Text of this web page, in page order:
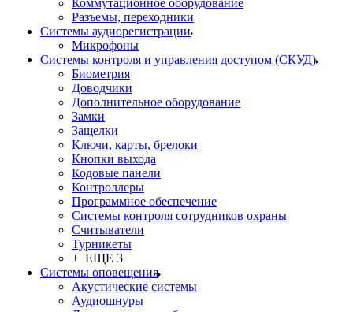
Коммутационное оборудование
Разъемы, переходники
Системы аудиорегистрации
Микрофоны
Системы контроля и управления доступом (СКУД)
Биометрия
Доводчики
Дополнительное оборудование
Замки
Защелки
Ключи, карты, брелоки
Кнопки выхода
Кодовые панели
Контроллеры
Программное обеспечение
Системы контроля сотрудников охраны
Считыватели
Турникеты
+ ЕЩЕ 3
Системы оповещения
Акустические системы
Аудиошнуры